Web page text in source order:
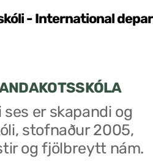
er skapandi og
stofnaður 2005,
og fjölbreytt nám.